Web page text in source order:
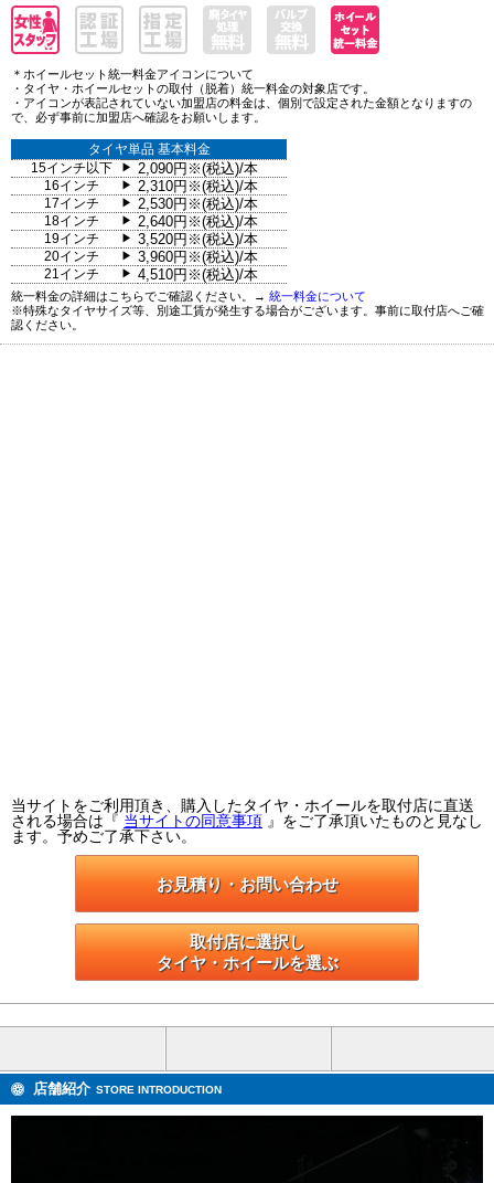
＊ホイールセット統一料金アイコンについて
・タイヤ・ホイールセットの取付（脱着）統一料金の対象店です。
・アイコンが表記されていない加盟店の料金は、個別で設定された金額となりますの
で、必ず事前に加盟店へ確認をお願いします。
タイヤ単品 基本料金
15インチ以下
▶ 2,090円※(税込)/本
16インチ ▶ 2,310円※(税込)/本
17インチ ▶ 2,530円※(税込)/本
18インチ ▶ 2,640円※(税込)/本
19インチ ▶ 3,520円※(税込)/本
20インチ ▶ 3,960円※(税込)/本
21インチ ▶ 4,510円※(税込)/本
統一料金の詳細はこちらでご確認ください。→ 統一料金について
※特殊なタイヤサイズ等、別途工賃が発生する場合がございます。事前に取付店へご確
認ください。
当サイトをご利用頂き、購入したタイヤ・ホイールを取付店に直送
される場合は『 当サイトの同意事項 』をご了承頂いたものと見なし
ます。予めご了承下さい。
お見積り・お問い合わせ
取付店に選択し
タイヤ・ホイールを選ぶ
店舗紹介 STORE INTRODUCTION